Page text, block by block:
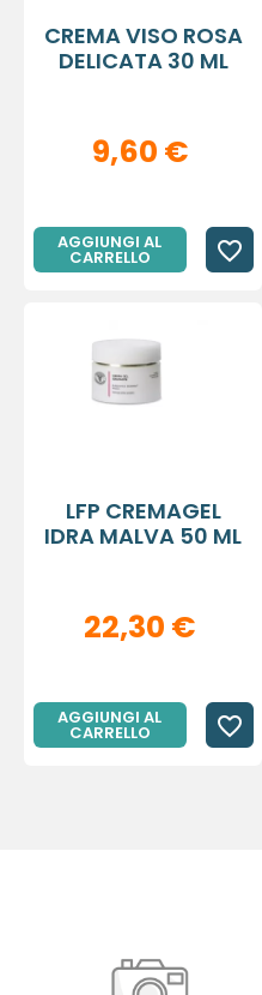
CREMA VISO ROSA
DELICATA 30 ML
9,60 €
AGGIUNGI AL
CARRELLO favorite_border
LFP CREMAGEL
IDRA MALVA 50 ML
22,30 €
AGGIUNGI AL
CARRELLO favorite_border